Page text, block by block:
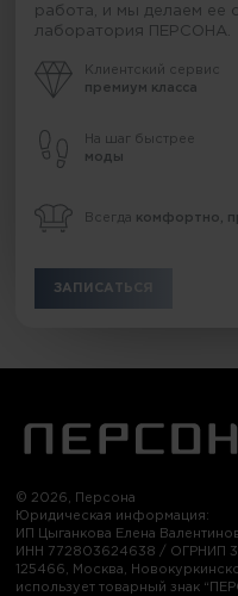
работа, и мы делаем ее
лаборатория ПЕРСОНА.
Клиентский сервис
премиум класса
На шаг быстрее
моды
Всегда комфортно,
ЗАПИСАТЬСЯ
© 2026, Персона
Юридическая информация:
ИП Цыганкова Елена
ИНН 772803624638 / ОГРНИП
125466, Москва,
использует товарный знак